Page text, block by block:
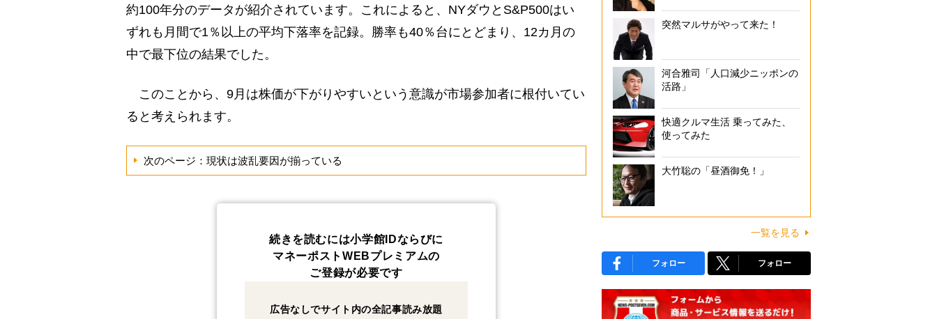
約100年分のデータが紹介されています。これによると、NYダウとS&P500はい
ずれも月間で1％以上の平均下落率を記録。勝率も40％台にとどまり、12カ月の
中で最下位の結果でした。
このことから、9月は株価が下がりやすいという意識が市場参加者に根付いてい
ると考えられます。
次のページ：現状は波乱要因が揃っている
続きを読むには小学館IDならびに
マネーポストWEBプレミアムの
ご登録が必要です
広告なしでサイト内の全記事読み放題
突然マルサがやって来た！
河合雅司「人口減少ニッポンの
活路」
快適クルマ生活 乗ってみた、
使ってみた
大竹聡の「昼酒御免！」
一覧を見る
フォロー フォロー